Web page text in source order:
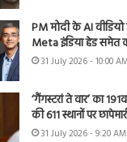
PM मोदी के AI
Meta इंडिया हेड समेत
31 July 2026 - 10:00
‘गैंगस्टरां ते वार’ का
की 611 स्थानों पर
31 July 2026 - 9:20 AM